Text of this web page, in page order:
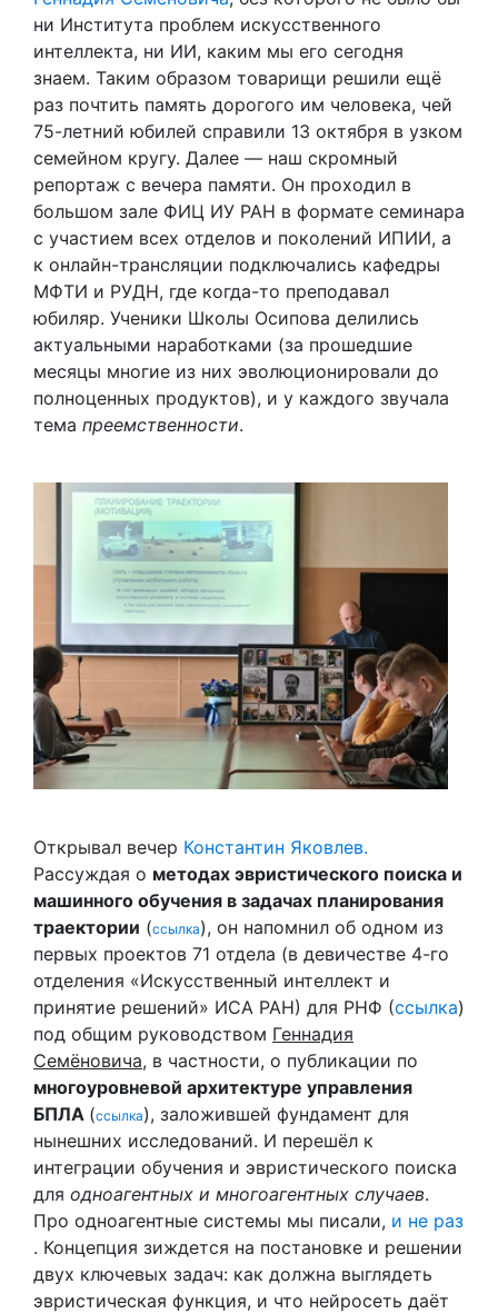
ни Института проблем искусственного
интеллекта, ни ИИ, каким мы его сегодня
знаем. Таким образом товарищи решили ещё
раз почтить память дорогого им человека, чей
75-летний юбилей справили 13 октября в узком
семейном кругу. Далее — наш скромный
репортаж с вечера памяти. Он проходил в
большом зале ФИЦ ИУ РАН в формате семинара
с участием всех отделов и поколений ИПИИ, а
к онлайн-трансляции подключались кафедры
МФТИ и РУДН, где когда-то преподавал
юбиляр. Ученики Школы Осипова делились
актуальными наработками (за прошедшие
месяцы многие из них эволюционировали до
полноценных продуктов), и у каждого звучала
тема преемственности.
Открывал вечер Константин Яковлев.
Рассуждая о методах эвристического поиска и
машинного обучения в задачах планирования
траектории (ссылка), он напомнил об одном из
первых проектов 71 отдела (в девичестве 4-го
отделения «Искусственный интеллект и
принятие решений» ИСА РАН) для РНФ (ссылка)
под общим руководством Геннадия
Семёновича, в частности, о публикации по
многоуровневой архитектуре управления
БПЛА (ссылка), заложившей фундамент для
нынешних исследований. И перешёл к
интеграции обучения и эвристического поиска
для одноагентных и многоагентных случаев.
Про одноагентные системы мы писали, и не раз
. Концепция зиждется на постановке и решении
двух ключевых задач: как должна выглядеть
эвристическая функция, и что нейросеть даёт